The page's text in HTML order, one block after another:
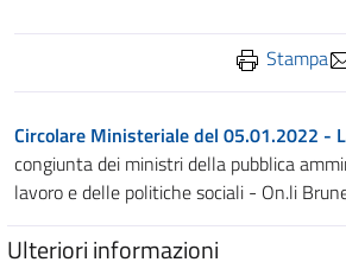
Stampa
Circolare Ministeriale del 05.01.2022 -
congiunta dei ministri della pubblica
lavoro e delle politiche sociali - On.li
Ulteriori informazioni